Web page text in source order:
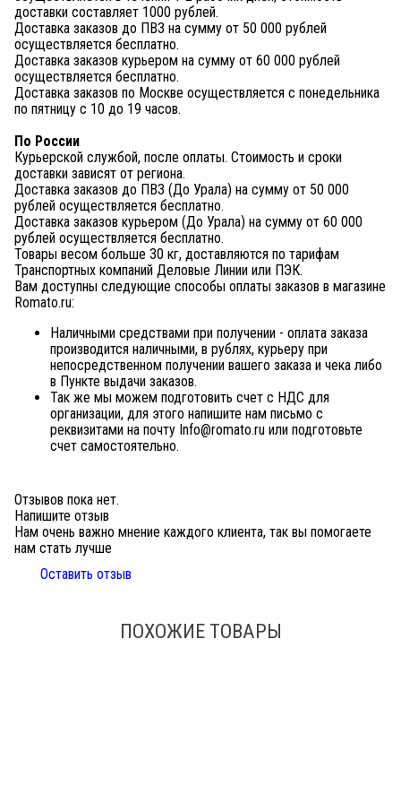
доставки составляет 1000 рублей.
Доставка заказов до ПВЗ на сумму от 50 000 рублей
осуществляется бесплатно.
Доставка заказов курьером на сумму от 60 000 рублей
осуществляется бесплатно.
Доставка заказов по Москве осуществляется с понедельника
по пятницу с 10 до 19 часов.
По России
Курьерской службой, после оплаты. Стоимость и сроки
доставки зависят от региона.
Доставка заказов до ПВЗ (До Урала) на сумму от 50 000
рублей осуществляется бесплатно.
Доставка заказов курьером (До Урала) на сумму от 60 000
рублей осуществляется бесплатно.
Товары весом больше 30 кг, доставляются по тарифам
Транспортных компаний Деловые Линии или ПЭК.
Вам доступны следующие способы оплаты заказов в магазине
Romato.ru:
Наличными средствами при получении - оплата заказа
производится наличными, в рублях, курьеру при
непосредственном получении вашего заказа и чека либо
в Пункте выдачи заказов.
Так же мы можем подготовить счет с НДС для
организации, для этого напишите нам письмо с
реквизитами на почту Info@romato.ru или подготовьте
счет самостоятельно.
Отзывов пока нет.
Напишите отзыв
Нам очень важно мнение каждого клиента, так вы помогаете
нам стать лучше
Оставить отзыв
ПОХОЖИЕ ТОВАРЫ